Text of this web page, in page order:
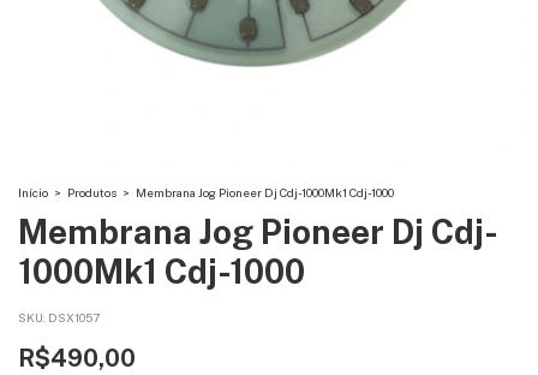
Início > Produtos > Membrana Jog Pioneer Dj Cdj-1000Mk1 Cdj-1000
Membrana Jog Pioneer Dj Cdj-
1000Mk1 Cdj-1000
SKU: DSX1057
R$490,00